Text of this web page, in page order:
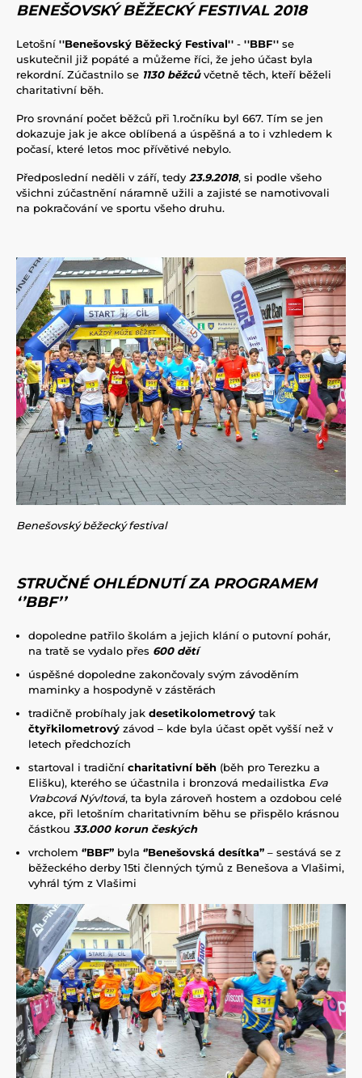
BENEŠOVSKÝ BĚŽECKÝ FESTIVAL 2018
Letošní ''Benešovský Běžecký Festival'' - ''BBF'' se
uskutečnil již popáté a můžeme říci, že jeho účast byla
rekordní. Zúčastnilo se 1130 běžcůvčetně těch, kteří běželi
charitativní běh.
Pro srovnání počet běžců při 1.ročníku byl 667. Tím se jen
dokazuje jak je akce oblíbená a úspěšná a to i vzhledem k
počasí, které letos moc přívětivé nebylo.
Předposlední neděli v září, tedy 23.9.2018, si podle všeho
všichni zúčastnění náramně užili a zajisté se namotivovali
na pokračování ve sportu všeho druhu.
Benešovský běžecký festival
STRUČNÉ OHLÉDNUTÍ ZA PROGRAMEM
‘’BBF’’
dopoledne patřilo školám a jejich klání o putovní pohár,
na tratě se vydalo přes 600 dětí
úspěšné dopoledne zakončovaly svým závoděním
maminky a hospodyně v zástěrách
tradičně probíhaly jak desetikolometrový tak
čtyřkilometrový závod – kde byla účast opět vyšší než v
letech předchozích
startoval i tradiční charitativní běh (běh pro Terezku a
Elišku), kterého se účastnila i bronzová medailistka Eva
Vrabcová Nývltová, ta byla zároveň hostem a ozdobou celé
akce, při letošním charitativním běhu se přispělo krásnou
částkou 33.000 korun českých
vrcholem ‘’BBF’’ byla ‘’Benešovská desítka’’ – sestává se z
běžeckého derby 15ti členných týmů z Benešova a Vlašimi,
vyhrál tým z Vlašimi